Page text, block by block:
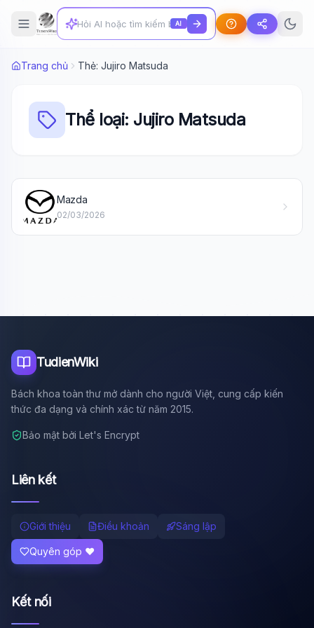
AI
Trang chủ Thẻ: Jujiro Matsuda
Thể loại: Jujiro Matsuda
Mazda
02/03/2026
TudienWiki
Bách khoa toàn thư mở dành cho người Việt, cung cấp kiến
thức đa dạng và chính xác từ năm 2015.
Bảo mật bởi Let's Encrypt
Liên kết
Giới thiệu Điều khoản Sáng lập
Quyên góp ❤️
Kết nối
🤖
Tôi là trợ lý AI của TuDienWiki. Hãy hỏi tôi bất kỳ điều gì
🪐 Sao Mộc là gì?
🔬 Albert Einstein